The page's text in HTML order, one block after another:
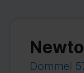
Dommel